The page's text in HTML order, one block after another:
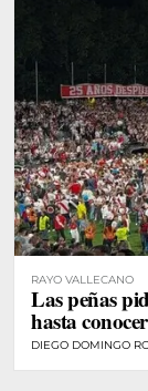
RAYO VALLECANO
Las peñas
hasta
DIEGO DOMINGO